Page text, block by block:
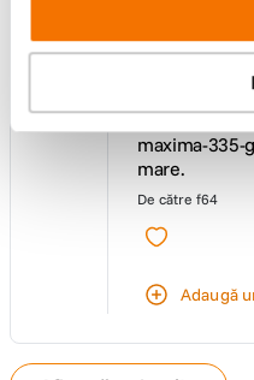
0
Buna ziua!
x H x D) 20 x
adancime).
Eventual
https://
maxima-335-
mare.
De către f64
Adaugă